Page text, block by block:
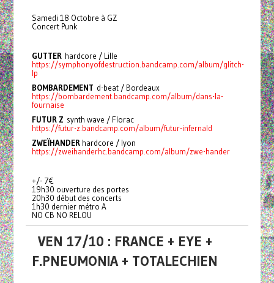
Samedi 18 Octobre à GZ
Concert Punk
GUTTERhardcore / Lille
https://symphonyofdestruction.bandcamp.com/album/glitch-
lp
BOMBARDEMENT d-beat / Bordeaux
https://bombardement.bandcamp.com/album/dans-la-
fournaise
FUTUR Z synth wave / Florac
https://futur-z.bandcamp.com/album/futur-infernald
ZWEÏHANDERhardcore / lyon
https://zweihanderhc.bandcamp.com/album/zwe-hander
+/- 7€
19h30 ouverture des portes
20h30 début des concerts
1h30 dernier métro A
NO CB NO RELOU
VEN 17/10 : FRANCE + EYE +
F.PNEUMONIA + TOTALECHIEN